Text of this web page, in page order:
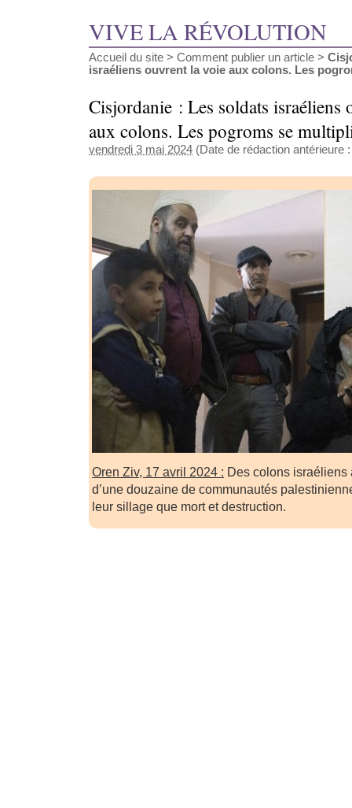
VIVE LA RÉVOLUTION
Accueil du site > Comment publier un article >
israéliens ouvrent la voie aux colons. Les
Cisjordanie : Les soldats israéliens
aux colons. Les pogroms se
vendredi 3 mai 2024 (Date de rédaction antérieure
Oren Ziv, 17 avril 2024 : Des colons israéliens
d’une douzaine de communautés
leur sillage que mort et destruction.